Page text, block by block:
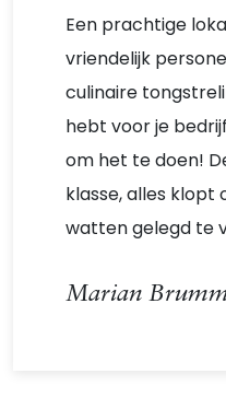
Een prachtige
vriendelijk
culinaire
hebt voor je
om het te doen!
klasse, alles klopt
watten gelegd te
Marian